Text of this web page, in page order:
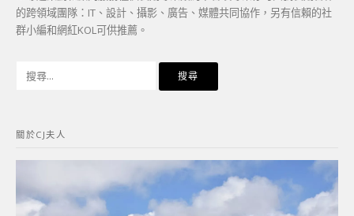
的跨領域團隊：IT、設計、攝影、廣告、媒體共同協作，另有信賴的社
群小編和網紅KOL可供推薦。
字:
關於CJ夫人